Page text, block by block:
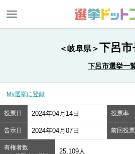
＜岐阜県＞下呂
下呂市選挙一
My選挙に登録
投票日 2024年04月14日 投票率
告示日 2024年04月07日 前回投
有権者数 25,109人